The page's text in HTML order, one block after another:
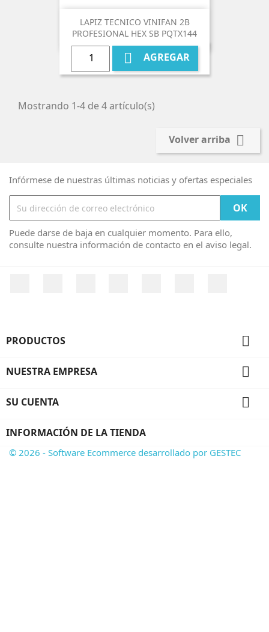
LAPIZ TECNICO VINIFAN 2B
PROFESIONAL HEX SB PQTX144
 AGREGAR
Mostrando 1-4 de 4 artículo(s)
Volver arriba 
Infórmese de nuestras últimas noticias y ofertas especiales
Puede darse de baja en cualquier momento. Para ello,
consulte nuestra información de contacto en el aviso legal.
PRODUCTOS 
NUESTRA EMPRESA 
SU CUENTA 
INFORMACIÓN DE LA TIENDA
© 2026 - Software Ecommerce desarrollado por GESTEC